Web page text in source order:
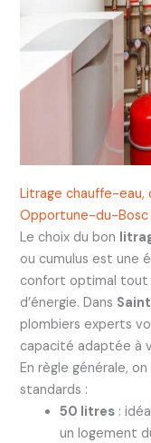
Litrage chauffe-eau,
Opportune-du-Bosc
Le choix du bon
ou cumulus est une
confort optimal tout
d’énergie. Dans
plombiers experts
capacité adaptée à
En règle générale,
standards :
50 litres:
un logement